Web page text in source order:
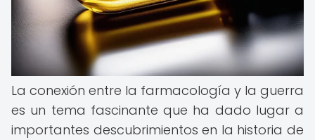
La conexión entre la farmacología y la guerra
es un tema fascinante que ha dado lugar a
importantes descubrimientos en la historia de